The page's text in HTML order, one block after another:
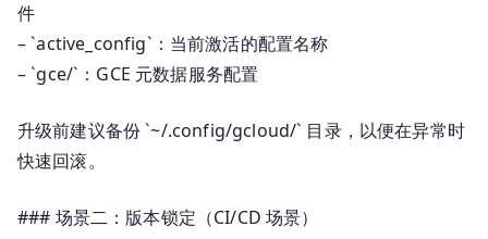
件
– `active_config`：当前激活的配置名称
– `gce/`：GCE 元数据服务配置
升级前建议备份 `~/.config/gcloud/` 目录，以便在异常时
快速回滚。
### 场景二：版本锁定（CI/CD 场景）